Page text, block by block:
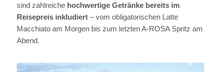
sind zahlreiche hochwertige Getränke bereits im
Reisepreis inkludiert– vom obligatorischen Latte
Macchiato am Morgen bis zum letzten A-ROSA Spritz am
Abend.